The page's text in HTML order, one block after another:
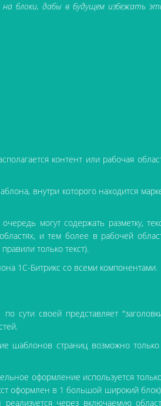
блоки, дабы в будущем избежать
контент или рабочая
внутри которого находится
могут содержать разметку,
и тем более в рабочей
только текст).
1С-Битрикс со всеми компонентами.
сути своей представляет
шаблонов страниц возможно
оформление используется
оформлен в 1 большой широкий
через включаемую